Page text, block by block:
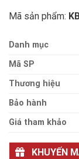
Mã sản phẩm:
Danh mục
Mã SP
Thương hiệu
Bảo hành
Giá tham khảo
KHUYẾN